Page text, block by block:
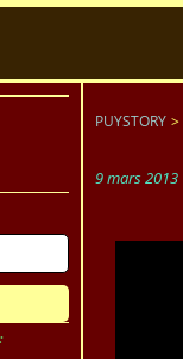
PUYSTORY >
9 mars 2013